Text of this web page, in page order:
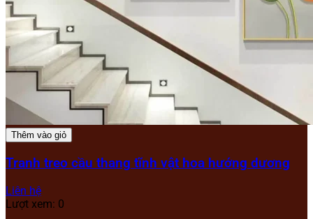
Thêm vào giỏ
Tranh treo cầu thang tĩnh vật hoa hướng dương
Liên hệ
Lượt xem: 0